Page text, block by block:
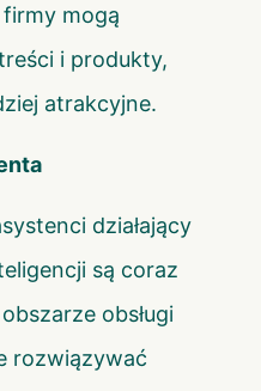
mogą
i produkty,
atrakcyjne.
działający
są coraz
obsługi
rozwiązywać